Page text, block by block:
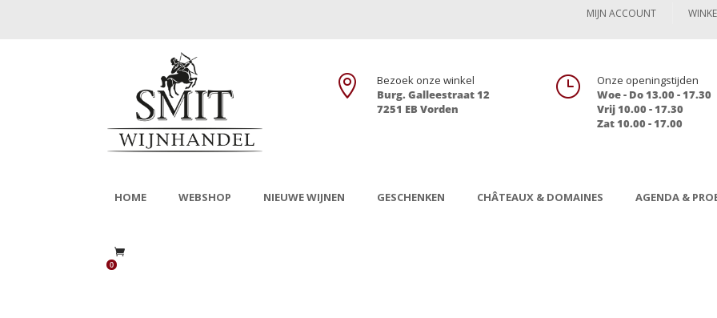
MIJN ACCOUNT

Bezoek onze winkel
Burg. Galleestraat 12
7251 EB Vorden
}
Onze openingstijden
Woe - Do 13.00 - 17.30
Vrij 10.00 - 17.30
Zat 10.00 - 17.00
HOME WEBSHOP NIEUWE WIJNEN GESCHENKEN CHÂTEAUX & DOMAINES AGENDA &
0